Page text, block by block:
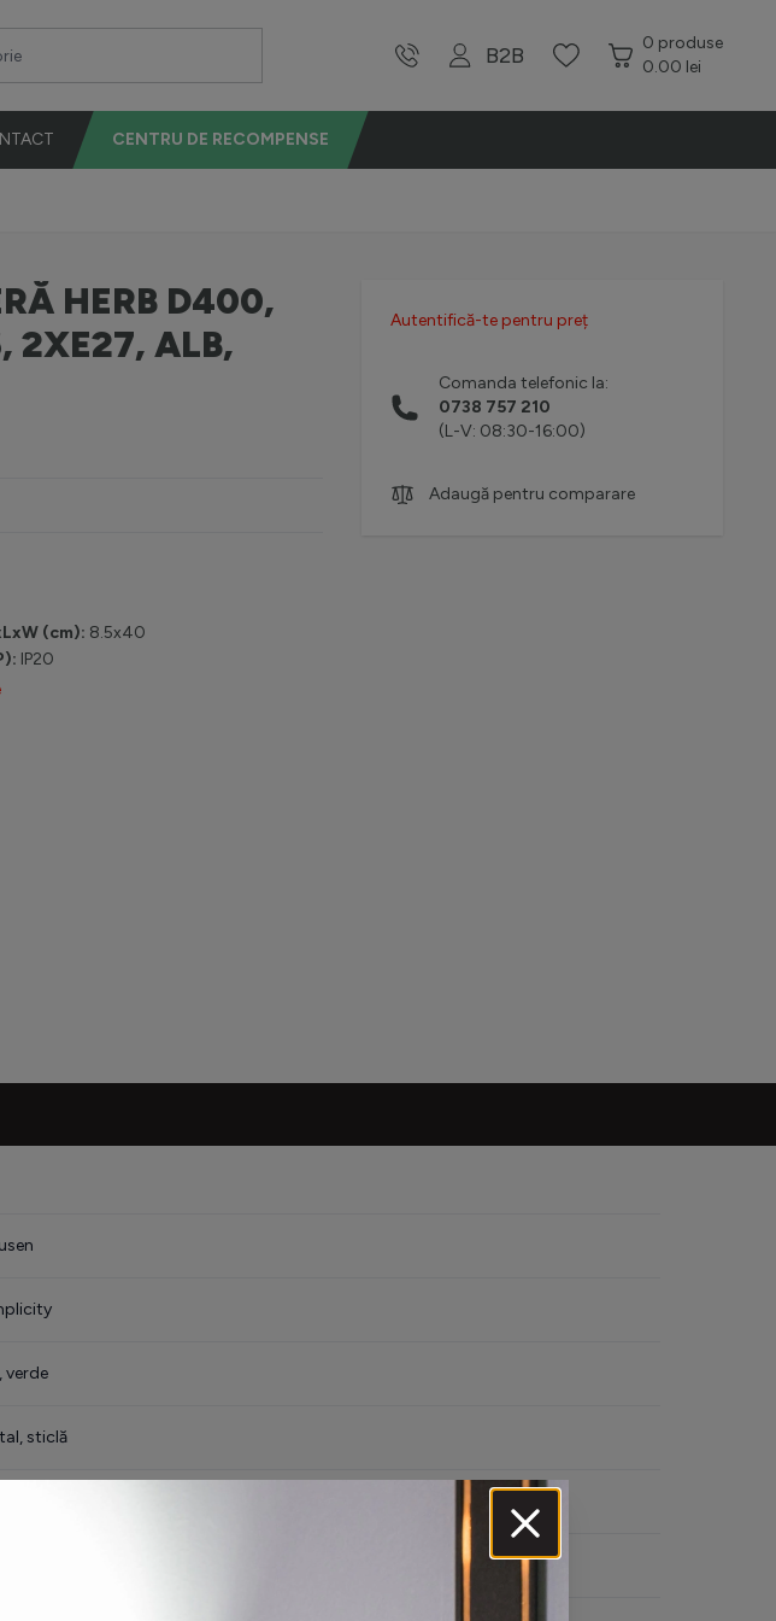
B2B 0 produse
0.00 lei
CENTRU DE RECOMPENSE
HERB D400,
2XE27, ALB,
(cm): 8.5x40
IP20
Autentifică-te pentru preț
Comanda telefonic la:
0738 757 210
(L-V: 08:30-16:00)
Adaugă pentru comparare
verde
sticlă